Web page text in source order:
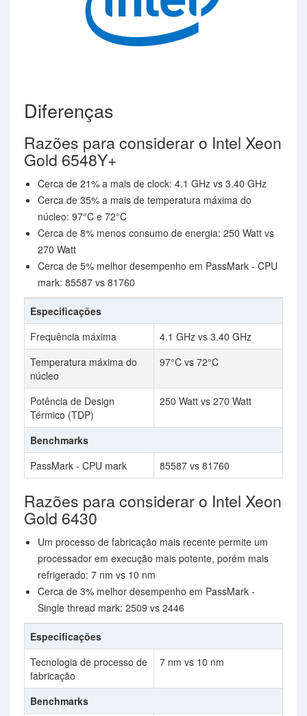
Diferenças
Razões para considerar o Intel Xeon
Gold 6548Y+
Cerca de 21% a mais de clock: 4.1 GHz vs 3.40 GHz
Cerca de 35% a mais de temperatura máxima do
núcleo: 97°C e 72°C
Cerca de 8% menos consumo de energia: 250 Watt vs
270 Watt
Cerca de 5% melhor desempenho em PassMark - CPU
mark: 85587 vs 81760
Especificações
Frequência máxima
4.1 GHz vs 3.40 GHz
Temperatura máxima do
núcleo
97°C vs 72°C
Potência de Design
Térmico (TDP)
250 Watt vs 270 Watt
Benchmarks
PassMark - CPU mark
85587 vs 81760
Razões para considerar o Intel Xeon
Gold 6430
Um processo de fabricação mais recente permite um
processador em execução mais potente, porém mais
refrigerado: 7 nm vs 10 nm
Cerca de 3% melhor desempenho em PassMark -
Single thread mark: 2509 vs 2446
Especificações
Tecnologia de processo de
fabricação
7 nm vs 10 nm
Benchmarks